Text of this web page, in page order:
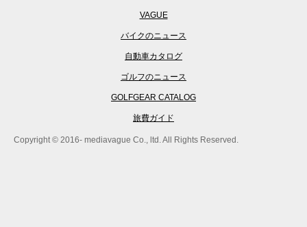
VAGUE
バイクのニュース
自動車カタログ
ゴルフのニュース
GOLFGEAR CATALOG
旅費ガイド
Copyright © 2016- mediavague Co., ltd. All Rights Reserved.